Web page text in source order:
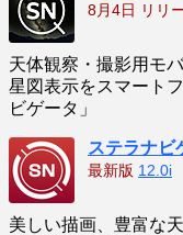
8月4日 リリ
天体観察・撮影用モ
星図表示をスマート
ビゲータ」
ステラナビ
最新版 12.0i
美しい描画、豊富な